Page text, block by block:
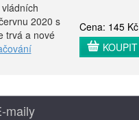
2020 s
trvá a nové
Cena: 145 Kč
KOUPIT
maily